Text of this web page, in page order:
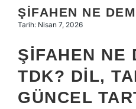
Hakkımızda
ŞIFAHEN NE
Tarih: Nisan 7, 2026
ŞIFAHEN NE
TDK? DIL,
GÜNCEL